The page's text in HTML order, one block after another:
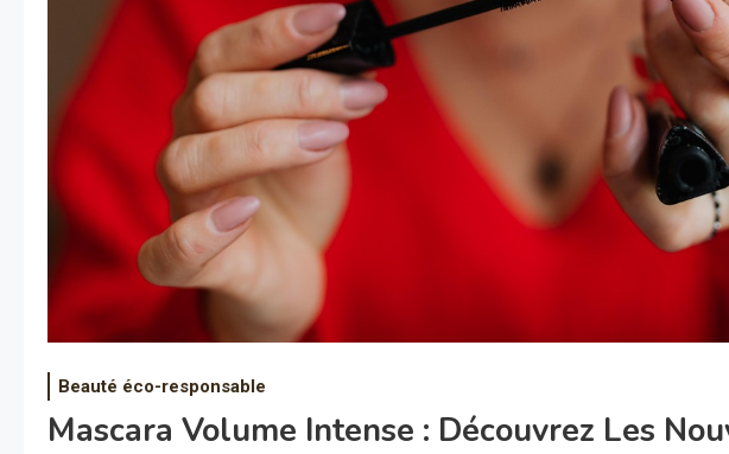
Beauté éco-responsable
Mascara Volume Intense : Découvrez Les